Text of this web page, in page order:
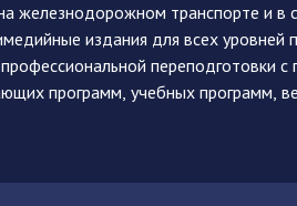
железнодорожном транспорте и
издания для всех уровней
переподготовки
программ, учебных программ,